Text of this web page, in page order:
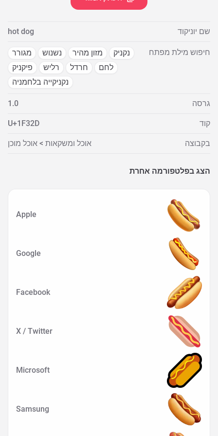
שם יוניקוד hot dog
חיפוש מילת מפתח נקניק מזון מהיר נשנוש
מגורר
לחם
חרדל רליש
פיקניק
נקניקייה בלחמניה
גרסה 1.0
קוד U+1F32D
בקבוצה אוכל ומשקאות > אוכל מוכן
הצג בפלטפורמה אחרת
Apple
Google
Facebook
X / Twitter
Microsoft
Samsung